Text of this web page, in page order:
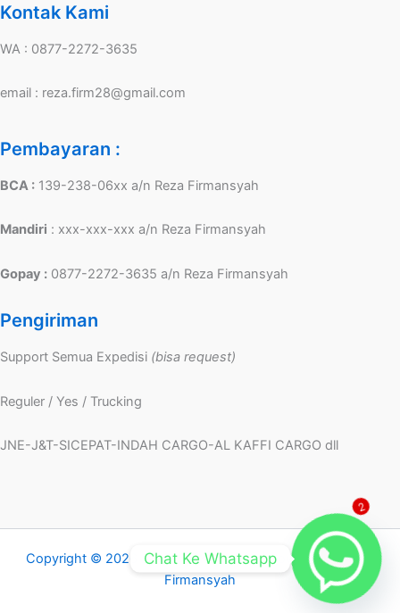
Kontak Kami
WA : 0877-2272-3635
email : reza.firm28@gmail.com
Pembayaran :
BCA : 139-238-06xx a/n Reza Firmansyah
Mandiri : xxx-xxx-xxx a/n Reza Firmansyah
Gopay : 0877-2272-3635 a/n Reza Firmansyah
Pengiriman
Support Semua Expedisi (bisa request)
Reguler / Yes / Trucking
JNE-J&T-SICEPAT-INDAH CARGO-AL KAFFI CARGO dll
Copyright © 2026 IDKONVEKSI.COM | Powered by Reza
Firmansyah
2
Chat Ke Whatsapp